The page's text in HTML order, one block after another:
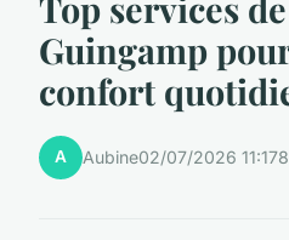
Guingamp
confort
A Aubine02/07/2026 11:17